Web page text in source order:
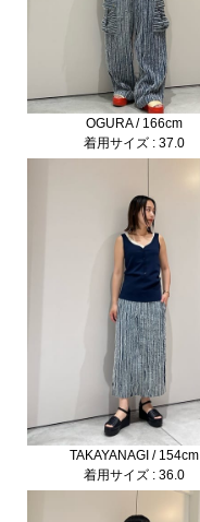
OGURA / 166cm
着用サイズ : 37.0
TAKAYANAGI / 154cm
着用サイズ : 36.0